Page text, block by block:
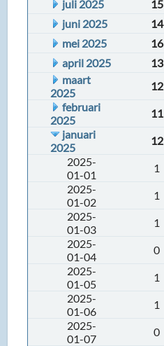
juli 2025
15
juni 2025
14
mei 2025
16
april 2025
13
maart
2025
12
februari
2025
11
januari
2025
12
2025-
01-01
1
2025-
01-02
1
2025-
01-03
1
2025-
01-04
0
2025-
01-05
1
2025-
01-06
1
2025-
01-07
0